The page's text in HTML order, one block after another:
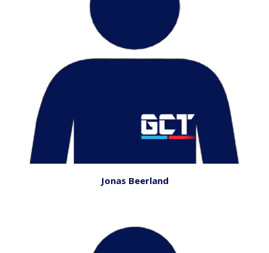
Jonas Beerland